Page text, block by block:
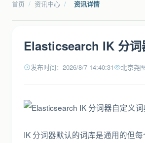
首页 / 资讯中心 / 资讯详情
Elasticsearch IK 分
发布时间：2026/8/7 14:40:31 北京尧
IK 分词器默认的词库是通用的但